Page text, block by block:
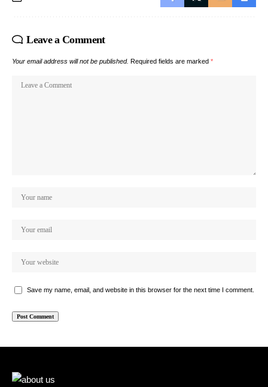
Leave a Comment
Your email address will not be published. Required fields are marked *
Save my name, email, and website in this browser for the next time I comment.